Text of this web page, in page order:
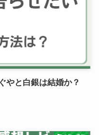
やと白銀は結婚か？